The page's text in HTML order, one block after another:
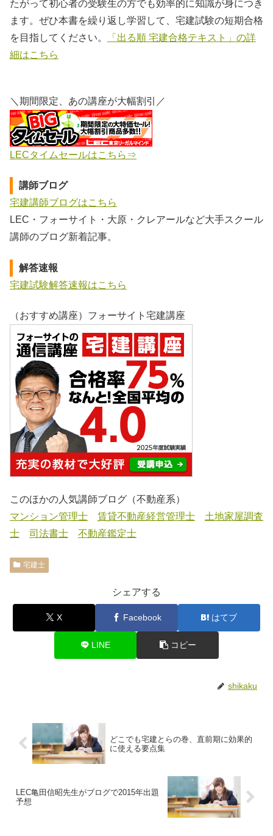
たがって初心者の受験生の方でも効率的に知識が身につき
ます。ぜひ本書を繰り返し学習して、宅建試験の短期合格
を目指してください。
「出る順 宅建合格テキスト」の詳
細はこちら
＼期間限定、あの講座が大幅割引／
LECタイムセールはこちら⇒
講師ブログ
宅建講師ブログはこちら
LEC・フォーサイト・大原・クレアールなど大手スクール
講師のブログ新着記事。
解答速報
宅建試験解答速報はこちら
（おすすめ講座）フォーサイト宅建講座
このほかの人気講師ブログ（不動産系）
マンション管理士
賃貸不動産経営管理士
土地家屋調査
士
司法書士 不動産鑑定士
宅建士
シェアする
X Facebook はてブ
LINE コピー
shikaku
どこでも宅建とらの巻、直前期に効果的
に使える要点集
LEC亀田信昭先生がブログで2015年出題
予想